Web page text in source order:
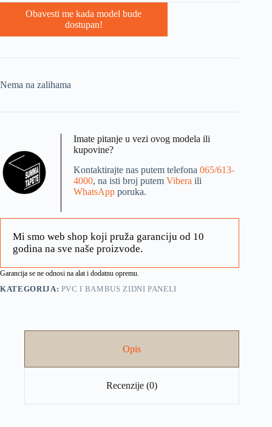
Obavesti me kada model bude
dostupan!
Nema na zalihama
Imate pitanje u vezi ovog modela ili
kupovine?
Kontaktirajte nas putem telefona 065/613-
4000, na isti broj putem Vibera ili
WhatsApp poruka.
Mi smo web shop koji pruža garanciju od 10
godina na sve naše proizvode.
Garancija se ne odnosi na alat i dodatnu opremu.
KATEGORIJA: PVC I BAMBUS ZIDNI PANELI
Opis
Recenzije (0)